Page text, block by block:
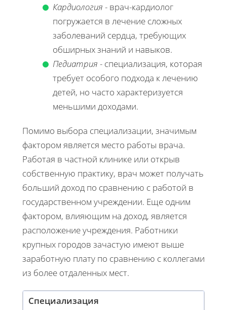
Кардиология - врач-кардиолог
погружается в лечение сложных
заболеваний сердца, требующих
обширных знаний и навыков.
Педиатрия - специализация, которая
требует особого подхода к лечению
детей, но часто характеризуется
меньшими доходами.
Помимо выбора специализации, значимым
фактором является место работы врача.
Работая в частной клинике или открыв
собственную практику, врач может получать
больший доход по сравнению с работой в
государственном учреждении. Еще одним
фактором, влияющим на доход, является
расположение учреждения. Работники
крупных городов зачастую имеют выше
заработную плату по сравнению с коллегами
из более отдаленных мест.
Специализация